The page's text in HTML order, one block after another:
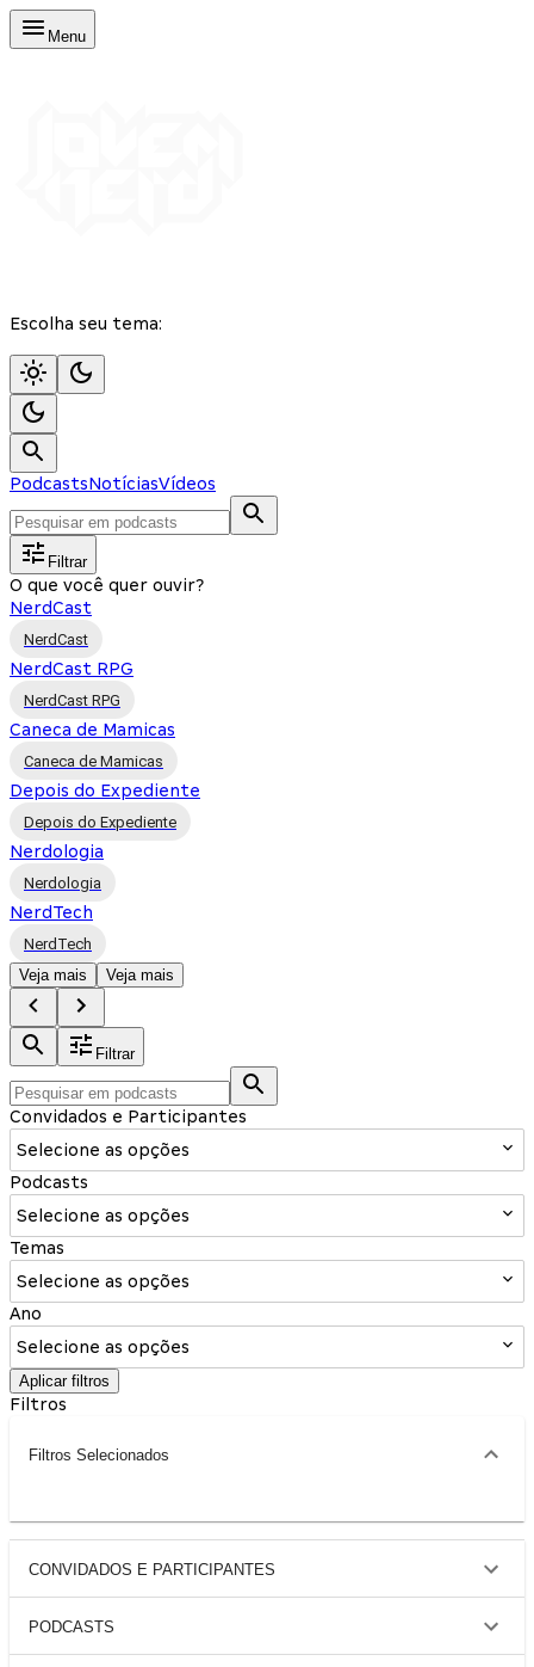
Menu
Escolha seu tema:
PodcastsNotíciasVídeos
Filtrar
O que você quer ouvir?
NerdCast
NerdCast
NerdCast RPG
NerdCast RPG
Caneca de Mamicas
Caneca de Mamicas
Depois do Expediente
Depois do Expediente
Nerdologia
Nerdologia
NerdTech
NerdTech
Veja mais
Veja mais
Filtrar
Convidados e Participantes
Selecione as opções
Podcasts
Selecione as opções
Temas
Selecione as opções
Ano
Selecione as opções
Aplicar filtros
Filtros
Filtros Selecionados
CONVIDADOS E PARTICIPANTES
PODCASTS